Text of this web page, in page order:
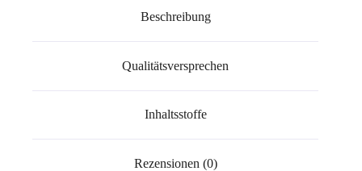
Beschreibung
Qualitätsversprechen
Inhaltsstoffe
Rezensionen (0)